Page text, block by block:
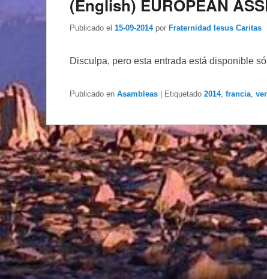
(English) EUROPEAN
Publicado el 15-09-2014 por Fraternidad Iesus Caritas
Disculpa, pero esta entrada está disponible
Publicado en Asambleas Etiquetado 2014, francia